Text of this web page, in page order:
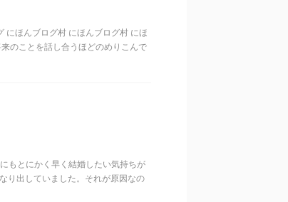
ほんブログ村 にほんブログ村 にほ
のことを話し合うほどのめりこんで
もとにかく早く結婚したい気持ちが
り出していました。それが原因なの